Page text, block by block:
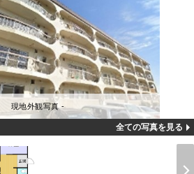
現地外観写真 -
全ての写真を見る